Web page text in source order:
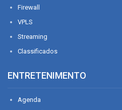
Firewall
VPLS
Streaming
Classificados
ENTRETENIMENTO
Agenda